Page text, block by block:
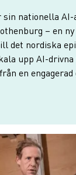
nationella AI-
– en
det nordiska
upp AI-drivna
en engagerad